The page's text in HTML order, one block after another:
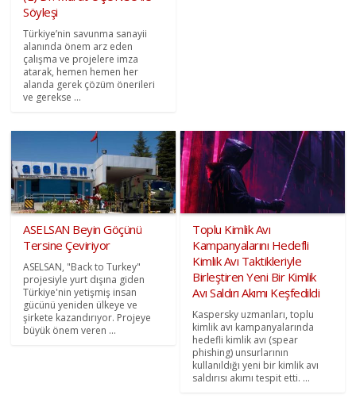
Söyleşi
Türkiye’nin savunma sanayii
alanında önem arz eden
çalışma ve projelere imza
atarak, hemen hemen her
alanda gerek çözüm önerileri
ve gerekse ...
ASELSAN Beyin Göçünü
Tersine Çeviriyor
ASELSAN, "Back to Turkey"
projesiyle yurt dışına giden
Türkiye'nin yetişmiş insan
gücünü yeniden ülkeye ve
şirkete kazandırıyor. Projeye
büyük önem veren ...
Toplu Kimlik Avı
Kampanyalarını Hedefli
Kimlik Avı Taktikleriyle
Birleştiren Yeni Bir Kimlik
Avı Saldırı Akımı Keşfedildi
Kaspersky uzmanları, toplu
kimlik avı kampanyalarında
hedefli kimlik avı (spear
phishing) unsurlarının
kullanıldığı yeni bir kimlik avı
saldırısı akımı tespit etti. ...